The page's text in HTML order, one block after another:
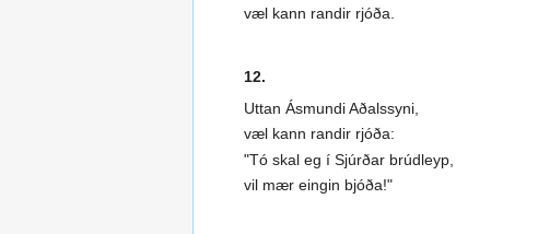
væl kann randir rjóða.
12.
Uttan Ásmundi Aðalssyni,
væl kann randir rjóða:
"Tó skal eg í Sjúrðar brúdleyp,
vil mær eingin bjóða!"